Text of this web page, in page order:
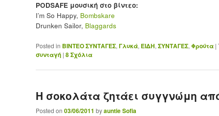
PODSAFE μουσική στο βίντεο:
I’m So Happy, Bombskare
Drunken Sailor, Blaggards
Posted in ΒΙΝΤΕΟ ΣΥΝΤΑΓΕΣ, Γλυκά, ΕΙΔΗ, ΣΥΝΤΑΓΕΣ, Φρούτα |
συνταγή | 8Σχόλια
Η σοκολάτα ζητάει συγγνώμη
Posted on 03/06/2011 byauntie Sofia